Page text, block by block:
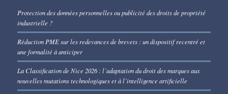
Protection des données personnelles ou publicité des droits de propriété
industrielle ?
Réduction PME sur les redevances de brevets : un dispositif recentré et
une formalité à anticiper
La Classification de Nice 2026 : l’adaptation du droit des marques aux
nouvelles mutations technologiques et à l’intelligence artificielle